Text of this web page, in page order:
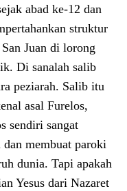
abad ke-12 dan
struktur
Juan di lorong
Di sanalah salib
peziarah. Salib itu
asal Furelos,
sendiri sangat
membuat paroki
dunia. Tapi apakah
Yesus dari Nazaret